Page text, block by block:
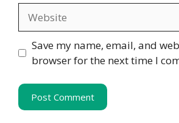
Save my name, email, and
browser for the next time I